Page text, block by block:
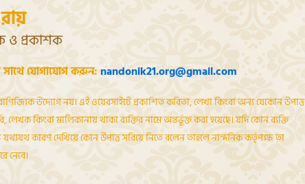
ও প্রকাশক
যোগাযোগ করুন: nandonik21.org@gmail.com
উদ্যোগ নয়। এই ওয়েবসাইটে প্রকাশিত কবিতা, লেখা কিংবা অন্য যেকোন উপাত্ত
লেখক কিংবা মালিকানায় থাকা ব্যক্তির নামে অন্তর্ভূক্ত করা হয়েছে। যদি কোন ব্যক্তি
কারণ দেখিয়ে কোন উপাত্ত সরিয়ে নিতে বলেন তাহলে নান্দনিক কর্তৃপক্ষ তা
নেবে।